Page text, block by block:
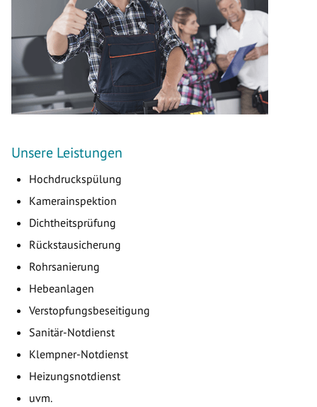
Unsere Leistungen
Hochdruckspülung
Kamerainspektion
Dichtheitsprüfung
Rückstausicherung
Rohrsanierung
Hebeanlagen
Verstopfungsbeseitigung
Sanitär-Notdienst
Klempner-Notdienst
Heizungsnotdienst
uvm.